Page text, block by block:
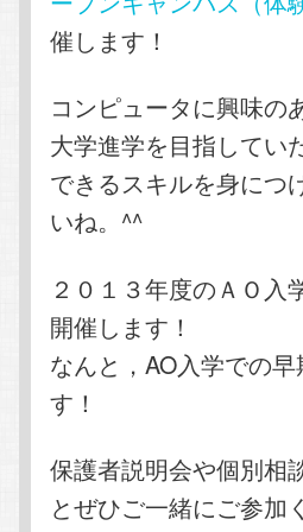
催します！
コンピュータに興味の
大学進学を目指してい
できるスキルを身につ
いね。^^
２０１３年度のＡＯ入
開催します！
なんと，AO入学での
す！
保護者説明会や個別相
とぜひご一緒にご参加